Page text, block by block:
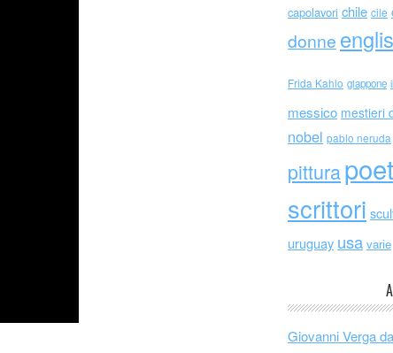
capolavori chile cile
donne
Frida Kahlo giappone
messico mestieri
nobel pablo neruda
pittura
scrittori
uruguay usa varie
Giovanni Verga